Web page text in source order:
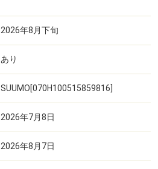
2026年8月下旬
あり
SUUMO[070H100515859816]
2026年7月8日
2026年8月7日